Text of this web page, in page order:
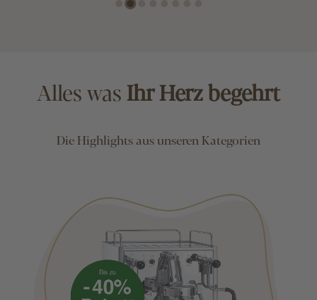
Alles wasIhr Herz begehrt
Die Highlights aus unseren Kategorien